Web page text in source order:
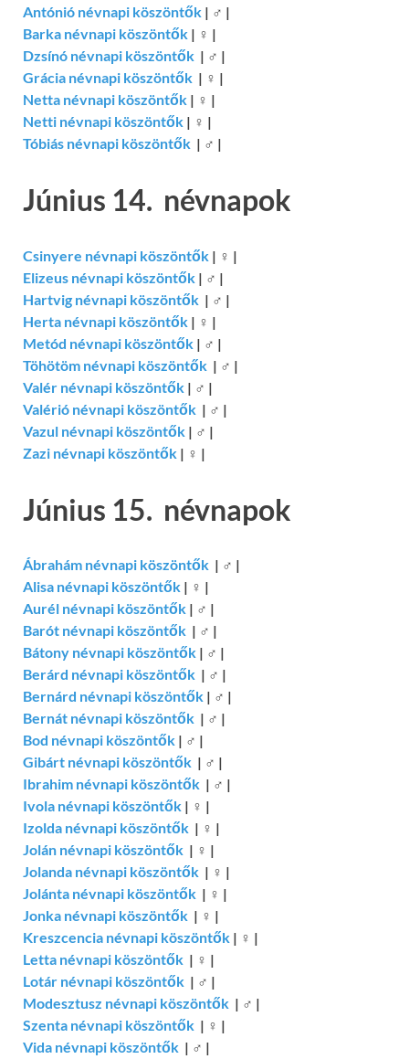
Antónió névnapi köszöntők | ♂ |
Barka névnapi köszöntők | ♀ |
Dzsínó névnapi köszöntők | ♂ |
Grácia névnapi köszöntők | ♀ |
Netta névnapi köszöntők | ♀ |
Netti névnapi köszöntők | ♀ |
Tóbiás névnapi köszöntők | ♂ |
Június 14. névnapok
Csinyere névnapi köszöntők | ♀ |
Elizeus névnapi köszöntők | ♂ |
Hartvig névnapi köszöntők | ♂ |
Herta névnapi köszöntők | ♀ |
Metód névnapi köszöntők | ♂ |
Töhötöm névnapi köszöntők | ♂ |
Valér névnapi köszöntők | ♂ |
Valérió névnapi köszöntők | ♂ |
Vazul névnapi köszöntők | ♂ |
Zazi névnapi köszöntők | ♀ |
Június 15. névnapok
Ábrahám névnapi köszöntők | ♂ |
Alisa névnapi köszöntők | ♀ |
Aurél névnapi köszöntők | ♂ |
Barót névnapi köszöntők | ♂ |
Bátony névnapi köszöntők | ♂ |
Berárd névnapi köszöntők | ♂ |
Bernárd névnapi köszöntők | ♂ |
Bernát névnapi köszöntők | ♂ |
Bod névnapi köszöntők | ♂ |
Gibárt névnapi köszöntők | ♂ |
Ibrahim névnapi köszöntők | ♂ |
Ivola névnapi köszöntők | ♀ |
Izolda névnapi köszöntők | ♀ |
Jolán névnapi köszöntők | ♀ |
Jolanda névnapi köszöntők | ♀ |
Jolánta névnapi köszöntők | ♀ |
Jonka névnapi köszöntők | ♀ |
Kreszcencia névnapi köszöntők | ♀ |
Letta névnapi köszöntők | ♀ |
Lotár névnapi köszöntők | ♂ |
Modesztusz névnapi köszöntők | ♂ |
Szenta névnapi köszöntők | ♀ |
Vida névnapi köszöntők | ♂ |